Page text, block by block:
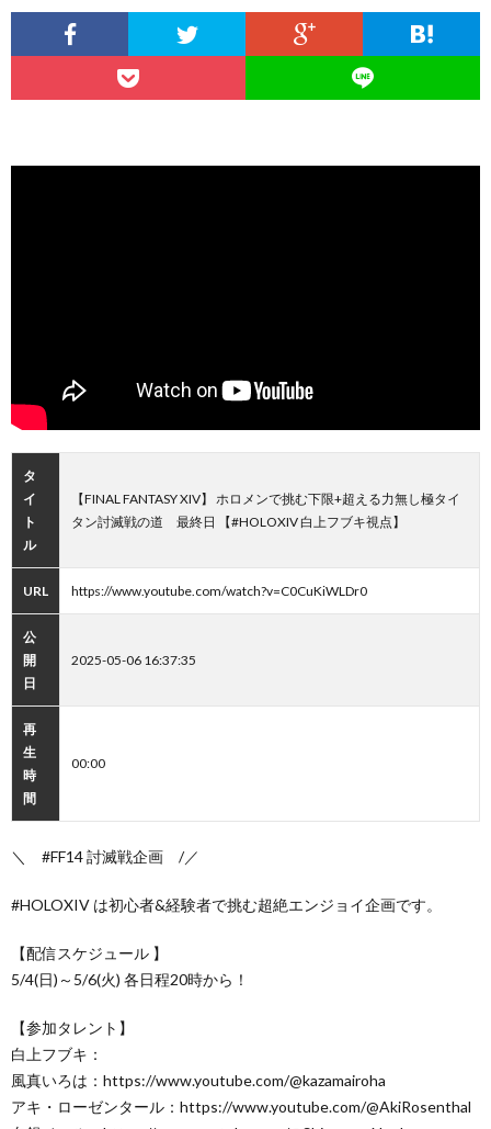
タ
イ
ト
ル
【FINAL FANTASY XIV】 ホロメンで挑む下限+超える力無し極タイ
タン討滅戦の道 最終日 【#HOLOXIV 白上フブキ視点】
URL https://www.youtube.com/watch?v=C0CuKiWLDr0
公
開
日
2025-05-06 16:37:35
再
生
時
間
00:00
＼ #FF14 討滅戦企画 /／
#HOLOXIV は初心者&経験者で挑む超絶エンジョイ企画です。
【配信スケジュール 】
5/4(日)～5/6(火) 各日程20時から！
【参加タレント】
白上フブキ：
風真いろは：https://www.youtube.com/@kazamairoha
アキ・ローゼンタール：https://www.youtube.com/@AkiRosenthal